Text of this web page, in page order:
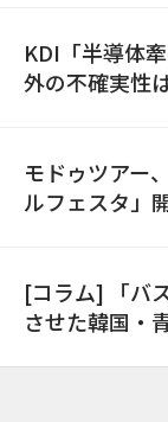
KDI「半導体
外の不確実性
モドゥツアー
ルフェスタ」
[コラム] 「バ
させた韓国・